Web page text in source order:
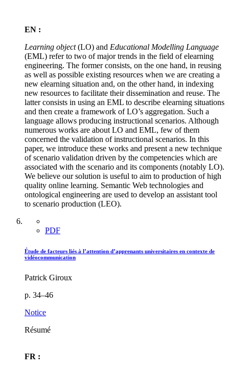
EN :
Learning object(LO) and Educational Modelling Language
(EML) refer to two of major trends in the field of elearning
engineering. The former consists, on the one hand, in reusing
as well as possible existing resources when we are creating a
new elearning situation and, on the other hand, in indexing
new resources to facilitate their dissemination and reuse. The
latter consists in using an EML to describe elearning situations
and then create a framework of LO’s aggregation. Such a
language allows producing instructional scenarios. Although
numerous works are about LO and EML, few of them
concerned the validation of instructional scenarios. In this
paper, we introduce these works and present a new technique
of scenario validation driven by the competencies which are
associated with the scenario and its components (notably LO).
We believe our solution is useful to aim to production of high
quality online learning. Semantic Web technologies and
ontological engineering are used to develop an assistant tool
to scenario production (LEO).
PDF
Étude de facteurs liés à l’attention d’apprenants universitaires en contexte de
vidéocommunication
Patrick Giroux
p. 34–46
Notice
Résumé
FR :